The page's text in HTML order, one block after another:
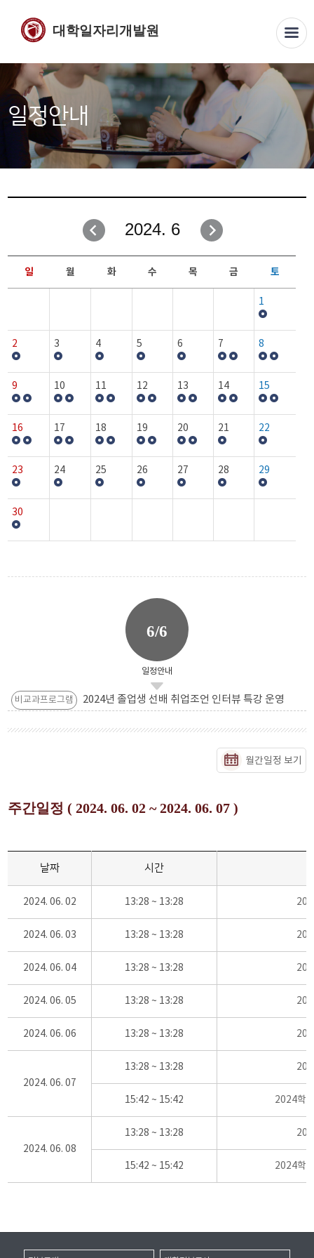
대학일자리개발원
일정안내
2024. 6
일 월 화 수 목 금 토
1
2 3 4 5 6 7 8
9 10 11 12 13 14 15
16 17 18 19 20 21 22
23 24 25 26 27 28 29
30
6/6
일정안내
비교과프로그램 2024년 졸업생 선배 취업조언 인터뷰 특강 운영
월간일정 보기
주간일정 ( 2024. 06. 02 ~ 2024. 06. 07 )
날짜 시간
2024. 06. 02 13:28 ~ 13:28
2024. 06. 03 13:28 ~ 13:28
2024. 06. 04 13:28 ~ 13:28
2024. 06. 05 13:28 ~ 13:28
2024. 06. 06 13:28 ~ 13:28
2024. 06. 07
13:28 ~ 13:28
15:42 ~ 15:42 2024학
2024. 06. 08
13:28 ~ 13:28
15:42 ~ 15:42 2024학